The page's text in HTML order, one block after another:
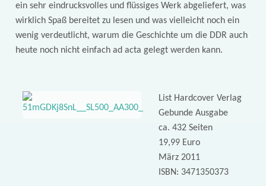
ein sehr eindrucksvolles und flüssiges Werk abgeliefert, was
wirklich Spaß bereitet zu lesen und was vielleicht noch ein
wenig verdeutlicht, warum die Geschichte um die DDR auch
heute noch nicht einfach ad acta gelegt werden kann.
List Hardcover Verlag
Gebunde Ausgabe
ca. 432 Seiten
19,99 Euro
März 2011
ISBN: 3471350373